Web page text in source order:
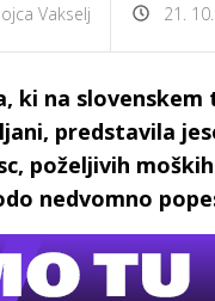
Vakselj 21.
ki na
predstavila
poželjivih
nedvomno